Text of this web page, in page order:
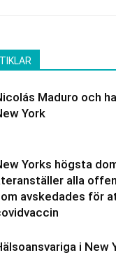
Maduro och
York
Yorks högsta
alla
avskedades för
i New